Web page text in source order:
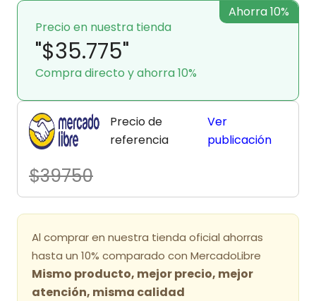
Precio en nuestra tienda
"$35.775"
Compra directo y ahorra 10%
Ahorra 10%
Precio de
referencia
$39750
Ver
publicación
Al comprar en nuestra tienda oficial ahorras
hasta un 10% comparado con MercadoLibre
Mismo producto, mejor precio, mejor
atención, misma calidad